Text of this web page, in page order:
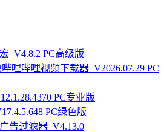
_V4.8.2 PC高级版
哩哔哩视频下载器_V2026.07.29 PC
PC专业版
PC绿色版
告过滤器_V4.13.0